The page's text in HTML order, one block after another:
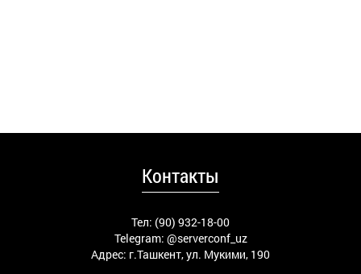
Контакты
Тел: (90) 932-18-00
Telegram: @serverconf_uz
Адрес: г.Ташкент, ул. Мукими, 190